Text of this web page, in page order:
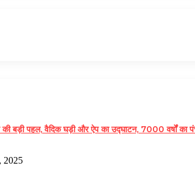
की बड़ी पहल, वैदिक घड़ी और ऐप का उद्घाटन, 7000 वर्षों का
2025